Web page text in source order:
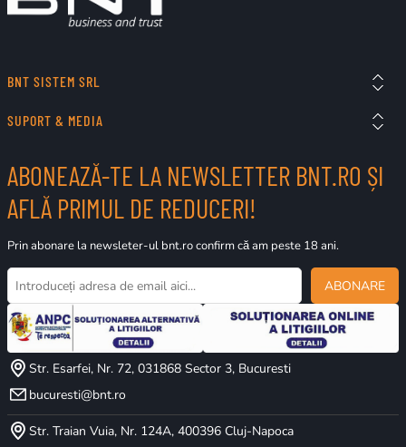
BNT SISTEM SRL
SUPORT & MEDIA
ABONEAZĂ-TE LA NEWSLETTER BNT.RO ȘI
AFLĂ PRIMUL DE REDUCERI!
Prin abonare la newsleter-ul bnt.ro confirm că am peste 18 ani.
ABONARE
Str. Esarfei, Nr. 72, 031868 Sector 3, Bucuresti
bucuresti@bnt.ro
Str. Traian Vuia, Nr. 124A, 400396 Cluj-Napoca